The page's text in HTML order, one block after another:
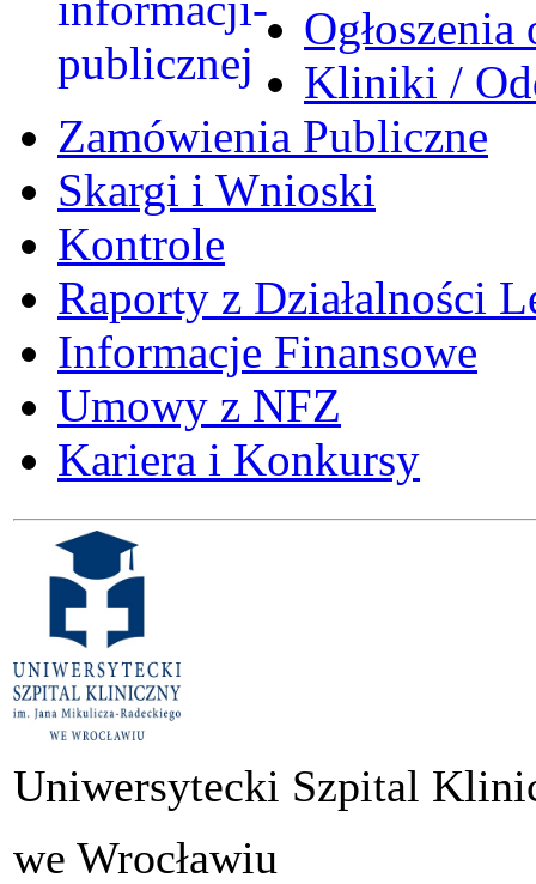
Kliniki /
Zamówienia Publiczne
Skargi i Wnioski
Kontrole
Raporty z Działalności
Informacje Finansowe
Umowy z NFZ
Kariera i Konkursy
Uniwersytecki Szpital
we Wrocławiu